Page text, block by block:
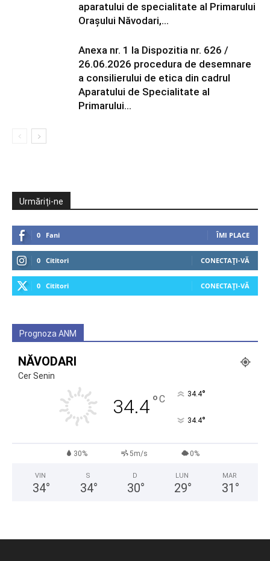
aparatului de specialitate al Primarului
Orașului Năvodari,...
Anexa nr. 1 la Dispozitia nr. 626 /
26.06.2026 procedura de desemnare
a consilierului de etica din cadrul
Aparatului de Specialitate al
Primarului...
Urmăriți-ne
0 Fani ÎMI PLACE
0 Cititori CONECTAȚI-VĂ
0 Cititori CONECTAȚI-VĂ
Prognoza ANM
NĂVODARI
Cer Senin
34.4°C 34.4°
34.4°
30% 5m/s 0%
VIN
34°
S
34°
D
30°
LUN
29°
MAR
31 °